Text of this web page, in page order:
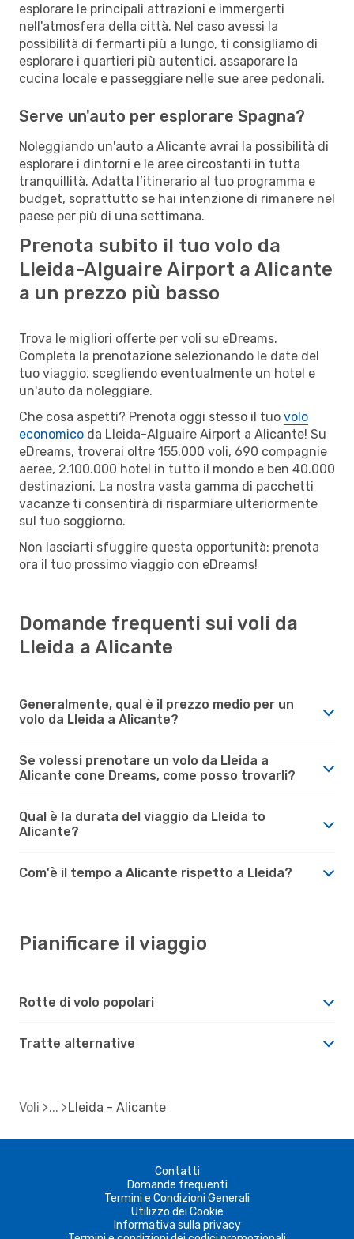
esplorare le principali attrazioni e immergerti
nell'atmosfera della città. Nel caso avessi la
possibilità di fermarti più a lungo, ti consigliamo di
esplorare i quartieri più autentici, assaporare la
cucina locale e passeggiare nelle sue aree pedonali.
Serve un'auto per esplorare Spagna?
Noleggiando un'auto a Alicante avrai la possibilità di
esplorare i dintorni e le aree circostanti in tutta
tranquillità. Adatta l’itinerario al tuo programma e
budget, soprattutto se hai intenzione di rimanere nel
paese per più di una settimana.
Prenota subito il tuo volo da
Lleida-Alguaire Airport a Alicante
a un prezzo più basso
Trova le migliori offerte per voli su eDreams.
Completa la prenotazione selezionando le date del
tuo viaggio, scegliendo eventualmente un hotel e
un'auto da noleggiare.
Che cosa aspetti? Prenota oggi stesso il tuo volo
economico da Lleida-Alguaire Airport a Alicante! Su
eDreams, troverai oltre 155.000 voli, 690 compagnie
aeree, 2.100.000 hotel in tutto il mondo e ben 40.000
destinazioni. La nostra vasta gamma di pacchetti
vacanze ti consentirà di risparmiare ulteriormente
sul tuo soggiorno.
Non lasciarti sfuggire questa opportunità: prenota
ora il tuo prossimo viaggio con eDreams!
Domande frequenti sui voli da
Lleida a Alicante
Generalmente, qual è il prezzo medio per un
volo da Lleida a Alicante?
Se volessi prenotare un volo da Lleida a
Alicante cone Dreams, come posso trovarli?
Qual è la durata del viaggio da Lleida to
Alicante?
Com'è il tempo a Alicante rispetto a Lleida?
Pianificare il viaggio
Rotte di volo popolari
Tratte alternative
Voli Lleida - Alicante
Contatti
Domande frequenti
Termini e Condizioni Generali
Utilizzo dei Cookie
Informativa sulla privacy